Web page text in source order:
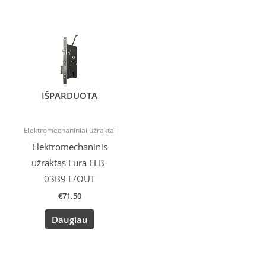
IŠPARDUOTA
Elektromechaniniai užraktai
Elektromechaninis
užraktas Eura ELB-
03B9 L/OUT
€71.50
Daugiau